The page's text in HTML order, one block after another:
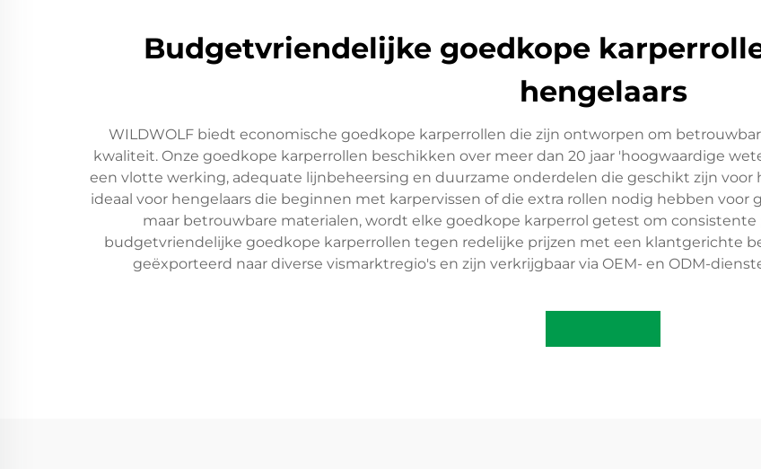
Budgetvriendelijke goedkope
hengelaars
WILDWOLF biedt economische goedkope karperrollen die zijn ontworpen om
kwaliteit. Onze goedkope karperrollen beschikken over meer dan 20 jaar 'hoogwaardige
een vlotte werking, adequate lijnbeheersing en duurzame onderdelen die geschikt zijn voor
ideaal voor hengelaars die beginnen met karpervissen of die extra rollen nodig hebben
maar betrouwbare materialen, wordt elke goedkope karperrol getest om consistente
budgetvriendelijke goedkope karperrollen tegen redelijke prijzen met een klantgerichte
geëxporteerd naar diverse vismarktregio's en zijn verkrijgbaar via OEM- en ODM-